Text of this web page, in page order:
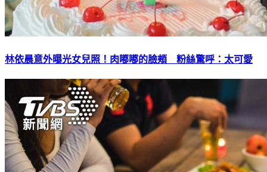
林依晨意外曝光女兒照！肉嘟嘟的臉頰 粉絲驚呼：太可愛